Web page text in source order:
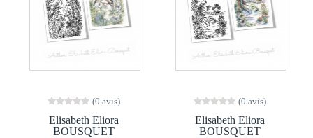
(0 avis)
Elisabeth Eliora
BOUSQUET
(0 avis)
Elisabeth Eliora
BOUSQUET